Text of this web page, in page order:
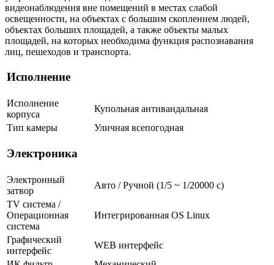
видеонаблюдения вне помещений в местах слабой
освещенности, на объектах с большим скоплением людей,
объектах больших площадей, а также объекты малых
площадей, на которых необходима функция распознавания
лиц, пешеходов и транспорта.
Исполнение
Исполнение
корпуса
Купольная антивандальная
Тип камеры
Уличная всепогодная
Электроника
Электронный
затвор
Авто / Ручной (1/5 ~ 1/20000 с)
TV система /
Операционная
система
Интегрированная OS Linux
Графический
интерфейс
WEB интерфейс